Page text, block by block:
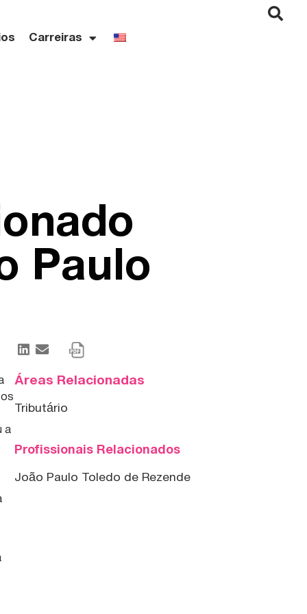
Carreiras
Paulo
a
Áreas Relacionadas
Tributário
Profissionais Relacionados
João Paulo Toledo de Rezende